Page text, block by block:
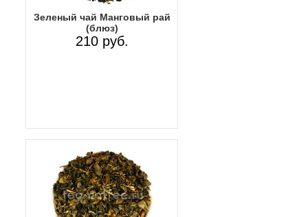
Зеленый чай Манговый рай
(блюз)
210 руб.